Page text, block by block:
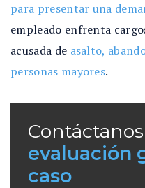
para presentar una
empleado enfrenta
acusada de asalto,
personas mayores.
evaluación
caso